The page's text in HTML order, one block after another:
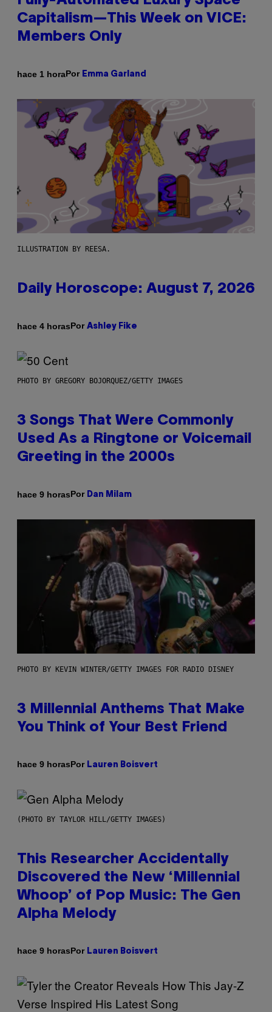
Capitalism—This Week on VICE:
Members Only
hace 1 horaPor Emma Garland
ILLUSTRATION BY REESA.
Daily Horoscope: August 7, 2026
hace 4 horasPor Ashley Fike
PHOTO BY GREGORY BOJORQUEZ/GETTY IMAGES
3 Songs That Were Commonly
Used As a Ringtone or Voicemail
Greeting in the 2000s
hace 9 horasPor Dan Milam
PHOTO BY KEVIN WINTER/GETTY IMAGES FOR RADIO DISNEY
3 Millennial Anthems That Make
You Think of Your Best Friend
hace 9 horasPor Lauren Boisvert
(PHOTO BY TAYLOR HILL/GETTY IMAGES)
This Researcher Accidentally
Discovered the New ‘Millennial
Whoop’ of Pop Music: The Gen
Alpha Melody
hace 9 horasPor Lauren Boisvert